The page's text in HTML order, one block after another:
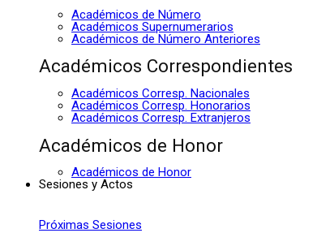
Académicos de Número
Académicos Supernumerarios
Académicos de Número Anteriores
Académicos Correspondientes
Académicos Corresp. Nacionales
Académicos Corresp. Honorarios
Académicos Corresp. Extranjeros
Académicos de Honor
Académicos de Honor
Sesiones y Actos
Próximas Sesiones